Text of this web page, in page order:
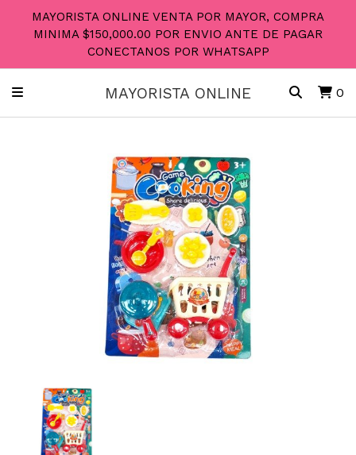
MAYORISTA ONLINE VENTA POR MAYOR, COMPRA
MINIMA $150,000.00 POR ENVIO ANTE DE PAGAR
CONECTANOS POR WHATSAPP
MAYORISTA ONLINE 0